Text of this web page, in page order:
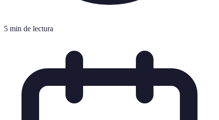
5 min de lectura